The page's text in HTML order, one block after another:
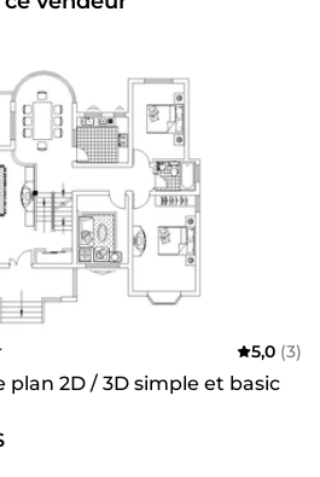
5,0 (3)
plan 2D / 3D simple et basic